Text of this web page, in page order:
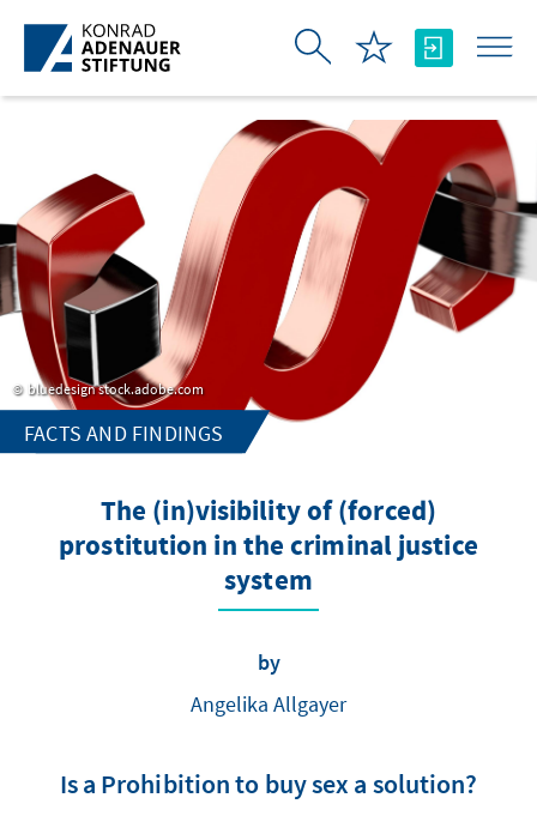
Skip to Main Content
bluedesign stock.adobe.com
FACTS AND FINDINGS
The (in)visibility of (forced)
prostitution in the criminal justice
system
by
Angelika Allgayer
Is a Prohibition to buy sex a solution?